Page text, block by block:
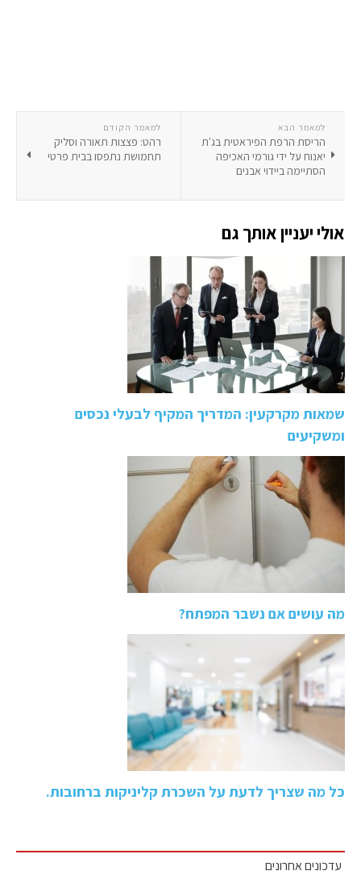
למאמר הקודם
רהט: פצצות תאורה וסליק
תחמושת נתפסו בבית פרטי
למאמר הבא
הריסת הרפת הפיראטית בג'ת
יאנוח על ידי גורמי האכיפה
הסתיימה ביידוי אבנים
אולי יעניין אותך גם
שמאות מקרקעין: המדריך המקיף לבעלי נכסים
ומשקיעים
מה עושים אם נשבר המפתח?
כל מה שצריך לדעת על השכרת קליניקות ברחובות.
עדכונים אחרונים